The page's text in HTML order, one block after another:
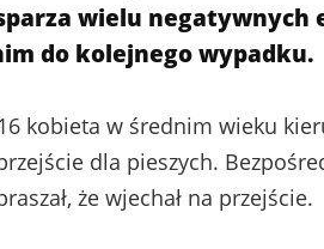
wielu negatywnych
do kolejnego wypadku.
kobieta w średnim wieku
dla pieszych.
że wjechał na przejście.